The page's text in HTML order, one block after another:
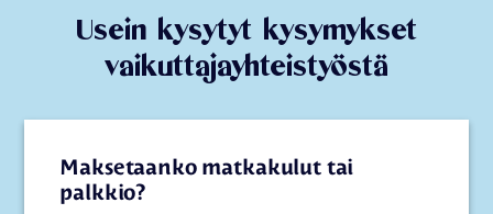
Usein kysytyt kysymykset
vaikuttajayhteistyöstä
Maksetaanko matkakulut tai
palkkio?